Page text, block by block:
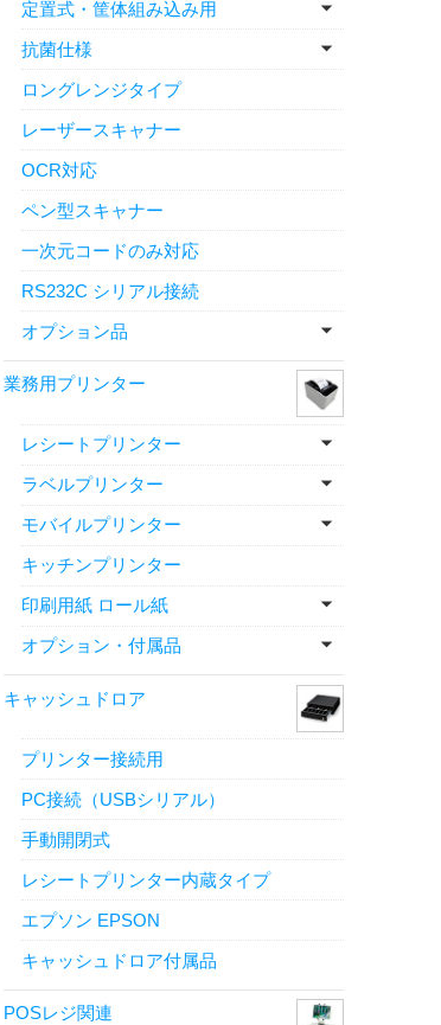
定置式・筐体組み込み用
抗菌仕様
ロングレンジタイプ
レーザースキャナー
OCR対応
ペン型スキャナー
一次元コードのみ対応
RS232C シリアル接続
オプション品
業務用プリンター
レシートプリンター
ラベルプリンター
モバイルプリンター
キッチンプリンター
印刷用紙 ロール紙
オプション・付属品
キャッシュドロア
プリンター接続用
PC接続（USBシリアル）
手動開閉式
レシートプリンター内蔵タイプ
エプソン EPSON
キャッシュドロア付属品
POSレジ関連